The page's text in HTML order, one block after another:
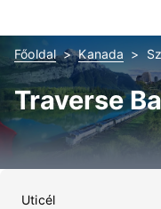
Főoldal Kanada
Traverse
Uticél